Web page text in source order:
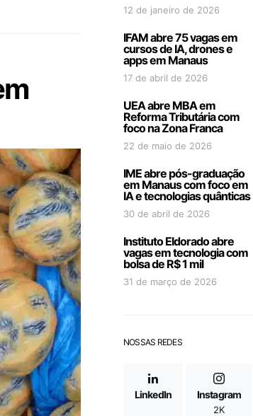
12 de janeiro de 2026
IFAM abre 75 vagas em
cursos de IA, drones e
apps em Manaus
17 de abril de 2026
UEA abre MBA em
Reforma Tributária com
foco na Zona Franca
22 de maio de 2026
IME abre pós-graduação
em Manaus com foco em
IA e tecnologias quânticas
30 de abril de 2026
Instituto Eldorado abre
vagas em tecnologia com
bolsa de R$ 1 mil
31 de março de 2026
NOSSAS REDES
LinkedIn Instagram
2K